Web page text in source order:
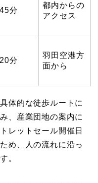
分
都内からの
アクセス
分
羽田空港方
面から
体的な徒歩ルートに
、産業団地の案内に
レットセール開催日
め、人の流れに沿っ
。